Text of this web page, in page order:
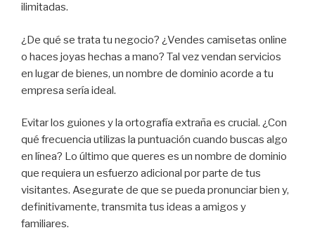
ilimitadas.
¿De qué se trata tu negocio? ¿Vendes camisetas online
o haces joyas hechas a mano? Tal vez vendan servicios
en lugar de bienes, un nombre de dominio acorde a tu
empresa sería ideal.
Evitar los guiones y la ortografía extraña es crucial. ¿Con
qué frecuencia utilizas la puntuación cuando buscas algo
en línea? Lo último que queres es un nombre de dominio
que requiera un esfuerzo adicional por parte de tus
visitantes. Asegurate de que se pueda pronunciar bien y,
definitivamente, transmita tus ideas a amigos y
familiares.